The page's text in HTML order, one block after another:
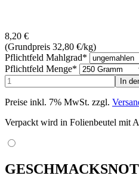
8,20 €
(Grundpreis 32,80 €/kg)
Pflichtfeld Mahlgrad*
Pflichtfeld Menge*
Preise inkl. 7% MwSt. zzgl.
Verpackt wird in Folienbeutel mit